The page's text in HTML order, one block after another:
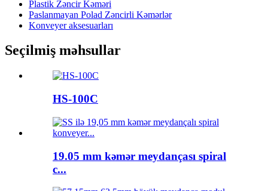
Plastik Zəncir Kəməri
Paslanmayan Polad Zəncirli Kəmərlər
Konveyer aksesuarları
Seçilmiş məhsullar
HS-100C
19.05 mm kəmər meydançası spiral
c...